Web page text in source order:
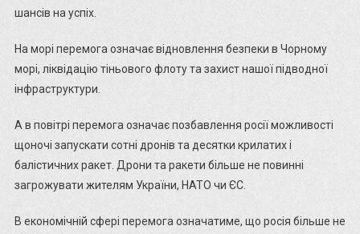
шансів на успіх.
На морі перемога означає відновлення безпеки в Чорному
морі, ліквідацію тіньового флоту та захист нашої підводної
інфраструктури.
А в повітрі перемога означає позбавлення росії можливості
щоночі запускати сотні дронів та десятки крилатих і
балістичних ракет. Дрони та ракети більше не повинні
загрожувати жителям України, НАТО чи ЄС.
В економічній сфері перемога означатиме, що росія більше не